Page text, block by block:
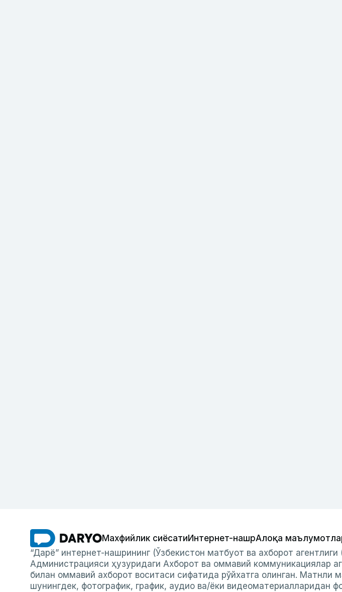
Махфийлик сиёсатиИнтернет-нашрАлоқа
“Дарё” интернет-нашрининг (Ўзбекистон матбуот ва ахборот
Администрацияси ҳузуридаги Ахборот ва оммавий коммуникациялар
билан оммавий ахборот воситаси сифатида рўйхатга олинган. Матнли
шунингдек, фотографик, график, аудио ва/ёки видеоматериалларидан